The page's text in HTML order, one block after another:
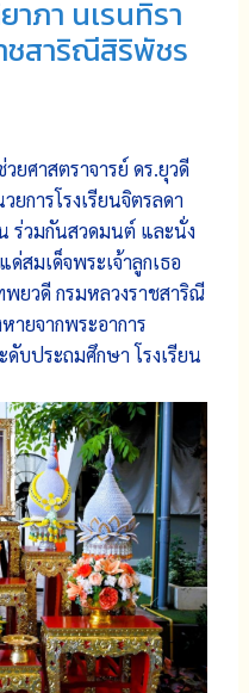
ภา นเรนทิรา
ชสาริณีสิริพัชร
ศาสตราจารย์ ดร.ยุวดี
การโรงเรียนจิตรลดา
ร่วมกันสวดมนต์ และนั่ง
สมเด็จพระเจ้าลูกเธอ
ยวดี กรมหลวงราชสาริณี
ายจากพระอาการ
บประถมศึกษา โรงเรียน